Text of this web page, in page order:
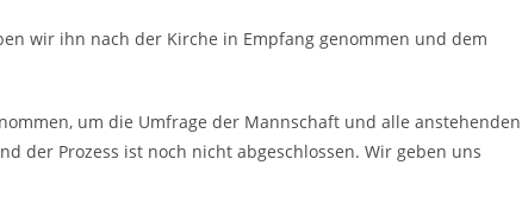
wir ihn nach der Kirche in Empfang genommen und dem
um die Umfrage der Mannschaft und alle anstehenden
der Prozess ist noch nicht abgeschlossen. Wir geben uns